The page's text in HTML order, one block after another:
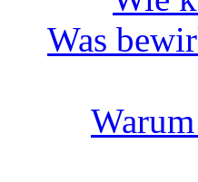
Was